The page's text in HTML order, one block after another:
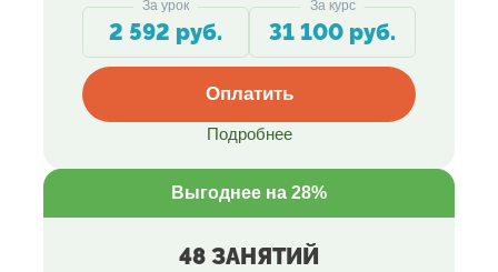
За урок
2 592 руб.
За курс
31 100 руб.
Оплатить
Подробнее
Выгоднее на 28%
48 ЗАНЯТИЙ